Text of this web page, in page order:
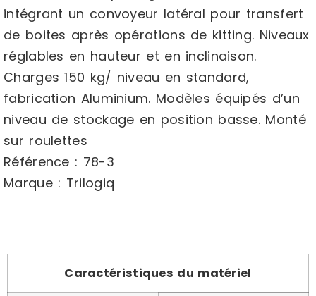
intégrant un convoyeur latéral pour transfert
de boites après opérations de kitting. Niveaux
réglables en hauteur et en inclinaison.
Charges 150 kg/ niveau en standard,
fabrication Aluminium. Modèles équipés d’un
niveau de stockage en position basse. Monté
sur roulettes
Référence : 78-3
Marque : Trilogiq
Caractéristiques du matériel